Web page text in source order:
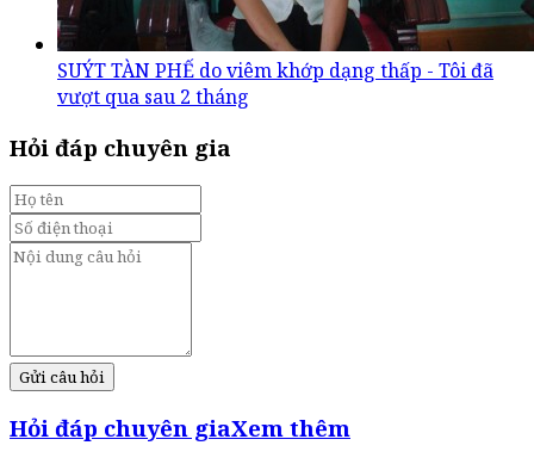
SUÝT TÀN PHẾ do viêm khớp dạng thấp - Tôi đã
vượt qua sau 2 tháng
Hỏi đáp chuyên gia
Gửi câu hỏi
Hỏi đáp chuyên giaXem thêm